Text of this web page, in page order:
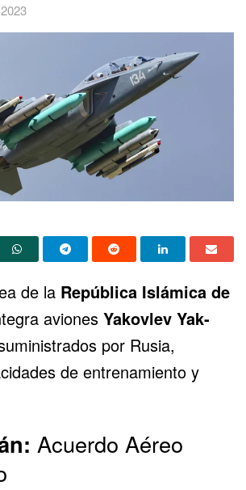
de la República Islámica de
aviones Yakovlev Yak-
por Rusia,
de entrenamiento y
Acuerdo Aéreo